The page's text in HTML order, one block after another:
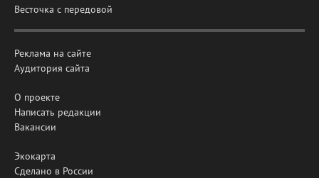
Весточка с передовой
Реклама на сайте
Аудитория сайта
О проекте
Написать редакции
Вакансии
Экокарта
Сделано в России